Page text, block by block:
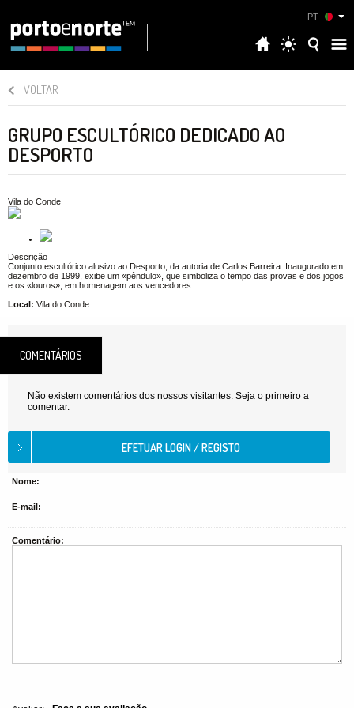
PT
VOLTAR
GRUPO ESCULTÓRICO DEDICADO AO
DESPORTO
Vila do Conde
Descrição
Conjunto escultórico alusivo ao Desporto, da autoria de Carlos Barreira. Inaugurado em
dezembro de 1999, exibe um «pêndulo», que simboliza o tempo das provas e dos jogos
e os «louros», em homenagem aos vencedores.
Local: Vila do Conde
COMENTÁRIOS
Não existem comentários dos nossos visitantes. Seja o primeiro a
comentar.
Nome:
E-mail:
Comentário: